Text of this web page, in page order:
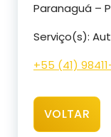
Paranaguá –
Serviço(s):
+55 (41)
VOLTAR